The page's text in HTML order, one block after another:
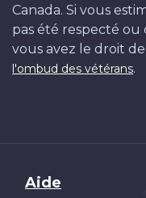
Canada. Si vous
pas été respecté ou
vous avez le droit de
l'ombud des vétérans.
Brand
Aide